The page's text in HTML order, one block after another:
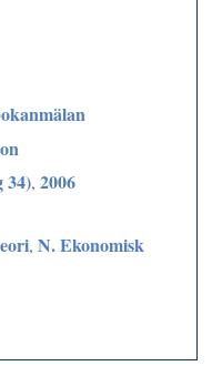
34),2006
,N. Ekonomisk